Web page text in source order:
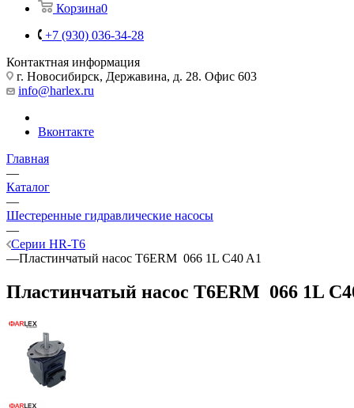
Корзина0
+7 (930) 036-34-28
Контактная информация
г. Новосибирск, Державина, д. 28. Офис 603
info@harlex.ru
Вконтакте
Главная
—
Каталог
—
Шестеренные гидравлические насосы
—
Серии HR-T6
—Пластинчатый насос T6ERM 066 1L C40 A1
Пластинчатый насос T6ERM 066 1L